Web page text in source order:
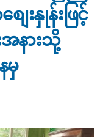
းနှုန်းဖြင့်
အနားသို့
မှ